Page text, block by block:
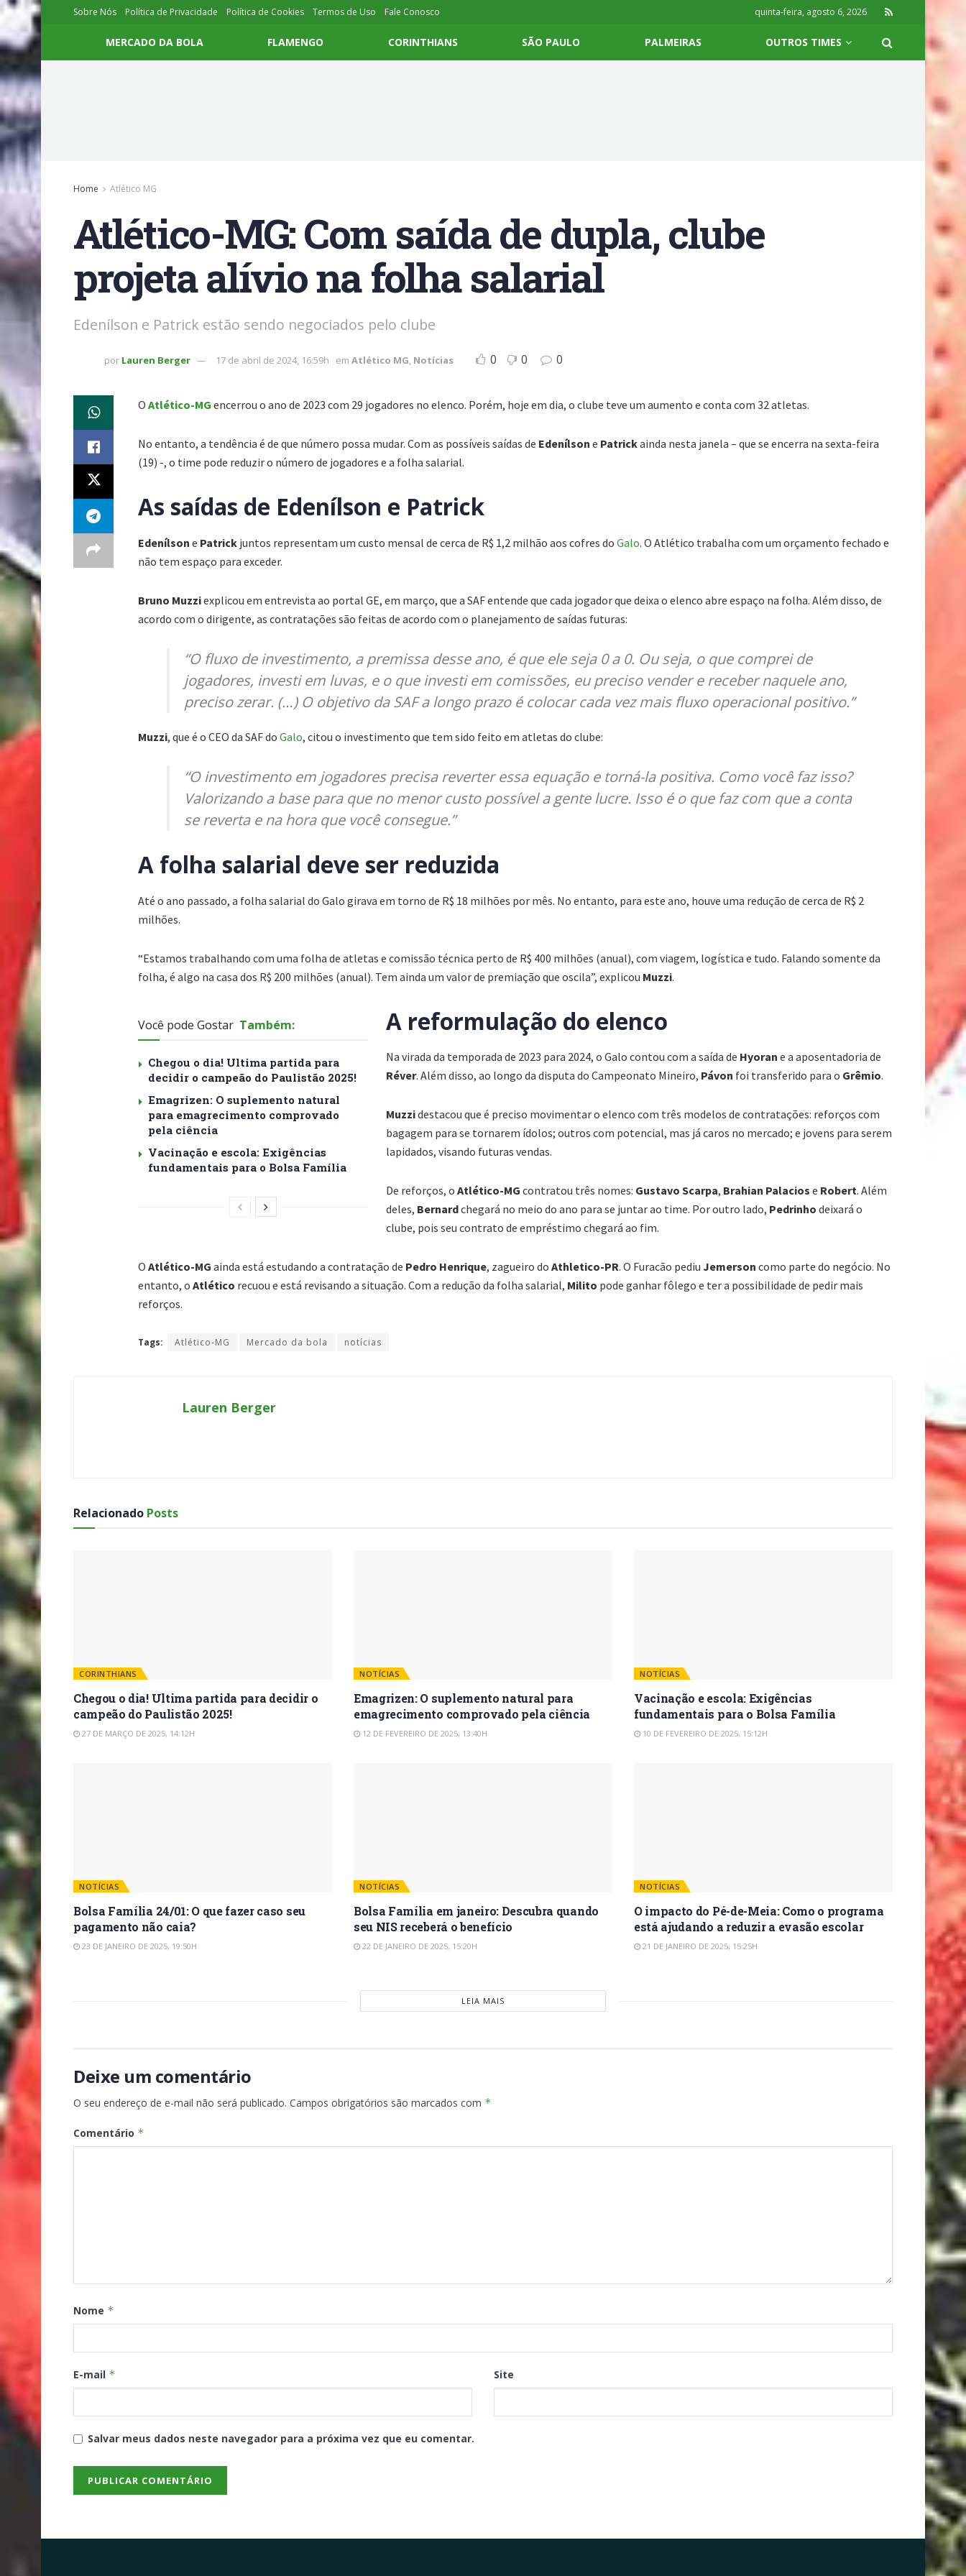
Sobre Nós Política de Privacidade Política de Cookies Termos de Uso Fale Conosco quinta-feira, agosto 6, 2026
MERCADO DA BOLA FLAMENGO CORINTHIANS SÃO PAULO PALMEIRAS OUTROS TIMES
Home Atlético MG
Atlético-MG: Com saída de dupla, clube
projeta alívio na folha salarial
Edenílson e Patrick estão sendo negociados pelo clube
por Lauren Berger 17 de abril de 2024, 16:59h em Atlético MG, Notícias 0 0 0
O Atlético-MG encerrou o ano de 2023 com 29 jogadores no elenco. Porém, hoje em dia, o clube teve um aumento e conta com 32 atletas.
No entanto, a tendência é de que número possa mudar. Com as possíveis saídas de Edenílson e Patrickainda nesta janela – que se encerra na sexta-feira
(19) -, o time pode reduzir o número de jogadores e a folha salarial.
As saídas de Edenílson e Patrick
Edenílson e Patrick juntos representam um custo mensal de cerca de R$ 1,2 milhão aos cofres do Galo. O Atlético trabalha com um orçamento fechado e
não tem espaço para exceder.
Bruno Muzziexplicou em entrevista ao portal GE, em março, que a SAF entende que cada jogador que deixa o elenco abre espaço na folha. Além disso, de
acordo com o dirigente, as contratações são feitas de acordo com o planejamento de saídas futuras:
“O fluxo de investimento, a premissa desse ano, é que ele seja 0 a 0. Ou seja, o que comprei de
jogadores, investi em luvas, e o que investi em comissões, eu preciso vender e receber naquele ano,
preciso zerar. (…) O objetivo da SAF a longo prazo é colocar cada vez mais fluxo operacional positivo.”
Muzzi, que é o CEO da SAF do Galo, citou o investimento que tem sido feito em atletas do clube:
“O investimento em jogadores precisa reverter essa equação e torná-la positiva. Como você faz isso?
Valorizando a base para que no menor custo possível a gente lucre. Isso é o que faz com que a conta
se reverta e na hora que você consegue.”
A folha salarial deve ser reduzida
Até o ano passado, a folha salarial do Galo girava em torno de R$ 18 milhões por mês. No entanto, para este ano, houve uma redução de cerca de R$ 2
milhões.
“Estamos trabalhando com uma folha de atletas e comissão técnica perto de R$ 400 milhões (anual), com viagem, logística e tudo. Falando somente da
folha, é algo na casa dos R$ 200 milhões (anual). Tem ainda um valor de premiação que oscila”, explicou Muzzi.
Você pode Gostar Também:
Chegou o dia! Ultima partida para
decidir o campeão do Paulistão 2025!
Emagrizen: O suplemento natural
para emagrecimento comprovado
pela ciência
Vacinação e escola: Exigências
fundamentais para o Bolsa Família
A reformulação do elenco
Na virada da temporada de 2023 para 2024, o Galo contou com a saída de Hyoran e a aposentadoria de
Réver. Além disso, ao longo da disputa do Campeonato Mineiro, Pávon foi transferido para o Grêmio.
Muzzidestacou que é preciso movimentar o elenco com três modelos de contratações: reforços com
bagagem para se tornarem ídolos; outros com potencial, mas já caros no mercado; e jovens para serem
lapidados, visando futuras vendas.
De reforços, o Atlético-MG contratou três nomes: Gustavo Scarpa, Brahian Palacios e Robert. Além
deles, Bernardchegará no meio do ano para se juntar ao time. Por outro lado, Pedrinho deixará o
clube, pois seu contrato de empréstimo chegará ao fim.
O Atlético-MG ainda está estudando a contratação de Pedro Henrique, zagueiro do Athletico-PR. O Furacão pediu Jemerson como parte do negócio. No
entanto, o Atlético recuou e está revisando a situação. Com a redução da folha salarial, Milito pode ganhar fôlego e ter a possibilidade de pedir mais
reforços.
Tags: Atlético-MG Mercado da bola notícias
Lauren Berger
Relacionado Posts
CORINTHIANS
Chegou o dia! Ultima partida para decidir o
campeão do Paulistão 2025!
27 DE MARÇO DE 2025, 14:12H
NOTÍCIAS
Emagrizen: O suplemento natural para
emagrecimento comprovado pela ciência
12 DE FEVEREIRO DE 2025, 13:40H
NOTÍCIAS
Vacinação e escola: Exigências
fundamentais para o Bolsa Família
10 DE FEVEREIRO DE 2025, 15:12H
NOTÍCIAS
Bolsa Família 24/01: O que fazer caso seu
pagamento não caia?
23 DE JANEIRO DE 2025, 19:50H
NOTÍCIAS
Bolsa Família em janeiro: Descubra quando
seu NIS receberá o benefício
22 DE JANEIRO DE 2025, 15:20H
NOTÍCIAS
O impacto do Pé-de-Meia: Como o programa
está ajudando a reduzir a evasão escolar
21 DE JANEIRO DE 2025, 15:25H
LEIA MAIS
Deixe um comentário
O seu endereço de e-mail não será publicado. Campos obrigatórios são marcados com *
Comentário *
Nome *
E-mail * Site
Salvar meus dados neste navegador para a próxima vez que eu comentar.